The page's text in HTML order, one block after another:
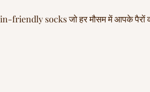
friendly socks जो हर मौसम में आपके पैरों